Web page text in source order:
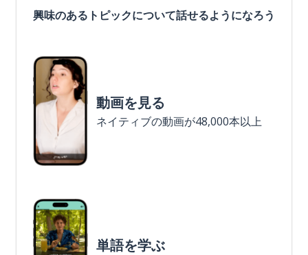
興味のあるトピックについて話せるようになろう
動画を見る
ネイティブの動画が48,000本以上
単語を学ぶ